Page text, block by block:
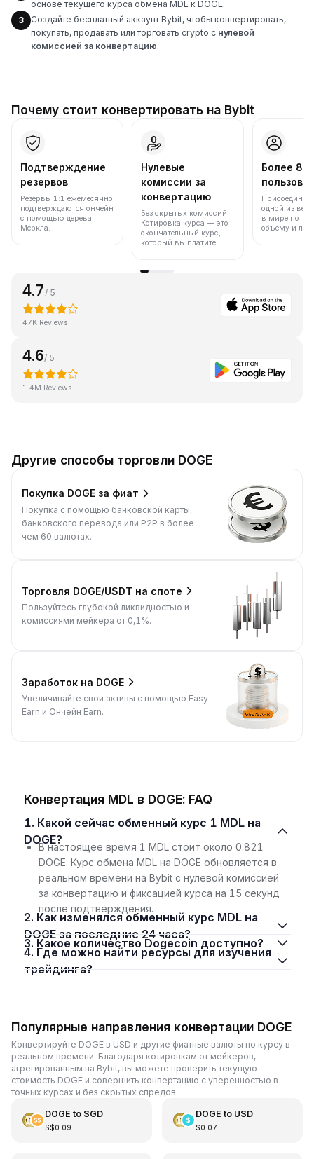
основе текущего курса обмена MDL к DOGE.
3
Создайте бесплатный аккаунт Bybit, чтобы конвертировать,
покупать, продавать или торговать crypto с нулевой
комиссией за конвертацию.
Почему стоит конвертировать на Bybit
Подтверждение
резервов
Резервы 1:1 ежемесячно
подтверждаются ончейн
с помощью дерева
Меркла.
Нулевые
комиссии за
конвертацию
Без скрытых комиссий.
Котировка курса — это
окончательный курс,
который вы платите.
Более 86
одной из
в мире по
объему и
4.7/ 5
47K Reviews
4.6/ 5
1.4M Reviews
Другие способы торговли DOGE
Покупка DOGE за фиат
Покупка с помощью банковской карты,
банковского перевода или P2P в более
чем 60 валютах.
Торговля DOGE/USDT на споте
Пользуйтесь глубокой ликвидностью и
комиссиями мейкера от 0,1%.
Заработок на DOGE
Увеличивайте свои активы с помощью Easy
Earn и Ончейн Earn.
Конвертация MDL в DOGE: FAQ
1. Какой сейчас обменный курс 1 MDL на
DOGE?
В настоящее время 1 MDL стоит около 0.821
DOGE. Курс обмена MDL на DOGE обновляется в
реальном времени на Bybit с нулевой комиссией
за конвертацию и фиксацией курса на 15 секунд
после подтверждения.
2. Как изменялся обменный курс MDL на
DOGE за последние 24 часа?
3. Какое количество Dogecoin доступно?
4. Где можно найти ресурсы для изучения
трейдинга?
Популярные направления конвертации DOGE
Конвертируйте DOGE в USD и другие фиатные валюты по курсу в
реальном времени. Благодаря котировкам от мейкеров,
агрегированным на Bybit, вы можете проверить текущую
стоимость DOGE и совершить конвертацию с уверенностью в
точных курсах и без скрытых спредов.
DOGE to SGD
S$0.09
DOGE to USD
$0.07